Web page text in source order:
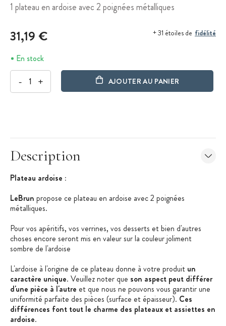
1 plateau en ardoise avec 2 poignées métalliques
31,19 € + 31 étoiles de fidélité
En stock
- + AJOUTER AU PANIER
Description
Plateau ardoise :
LeBrun propose ce plateau en ardoise avec 2 poignées
métalliques.
Pour vos apéritifs, vos verrines, vos desserts et bien d'autres
choses encore seront mis en valeur sur la couleur joliment
sombre de l'ardoise
L'ardoise à l'origine de ce plateau donne à votre produit un
caractère unique. Veuillez noter que son aspect peut différer
d'une pièce à l'autre et que nous ne pouvons vous garantir une
uniformité parfaite des pièces (surface et épaisseur). Ces
différences font tout le charme des plateaux et assiettes en
ardoise.